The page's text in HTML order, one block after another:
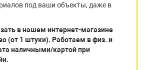
под ваши объекты, даже в
в нашем интернет-магазине
(от 1 штуки). Работаем в физ. и
наличными/картой при